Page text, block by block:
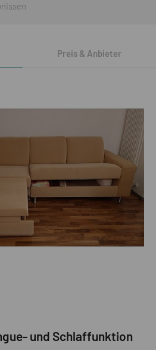
Preis & Anbieter
und Schlaffunktion